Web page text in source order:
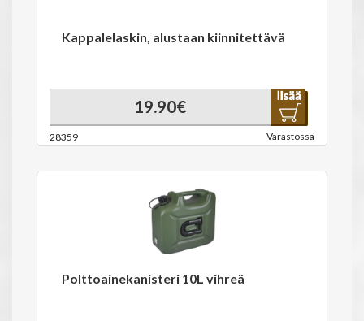
Kappalelaskin, alustaan kiinnitettävä
19.90€
28359 Varastossa
Polttoainekanisteri 10L vihreä